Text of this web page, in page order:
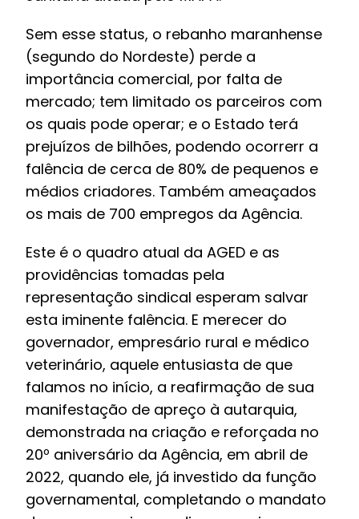
Sem esse status, o rebanho maranhense
(segundo do Nordeste) perde a
importância comercial, por falta de
mercado; tem limitado os parceiros com
os quais pode operar; e o Estado terá
prejuízos de bilhões, podendo ocorrerr a
falência de cerca de 80% de pequenos e
médios criadores. Também ameaçados
os mais de 700 empregos da Agência.
Este é o quadro atual da AGED e as
providências tomadas pela
representação sindical esperam salvar
esta iminente falência. E merecer do
governador, empresário rural e médico
veterinário, aquele entusiasta de que
falamos no início, a reafirmação de sua
manifestação de apreço à autarquia,
demonstrada na criação e reforçada no
20º aniversário da Agência, em abril de
2022, quando ele, já investido da função
governamental, completando o mandato